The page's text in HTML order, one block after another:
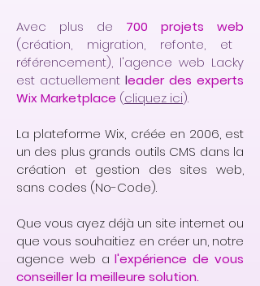
Avec plus de
700 projets web
(création, migration, refonte, et
référencement), l'agence web Lacky
est actuellement leader des experts
Wix Marketplace (cliquez ici).
La plateforme Wix, créée en 2006, est
un des plus grands outils CMS dans la
création et gestion des sites web,
sans codes (No-Code).
Que vous ayez déjà un site internet ou
que vous souhaitiez en créer un, notre
agence web al'expérience de vous
conseiller la meilleure solution.